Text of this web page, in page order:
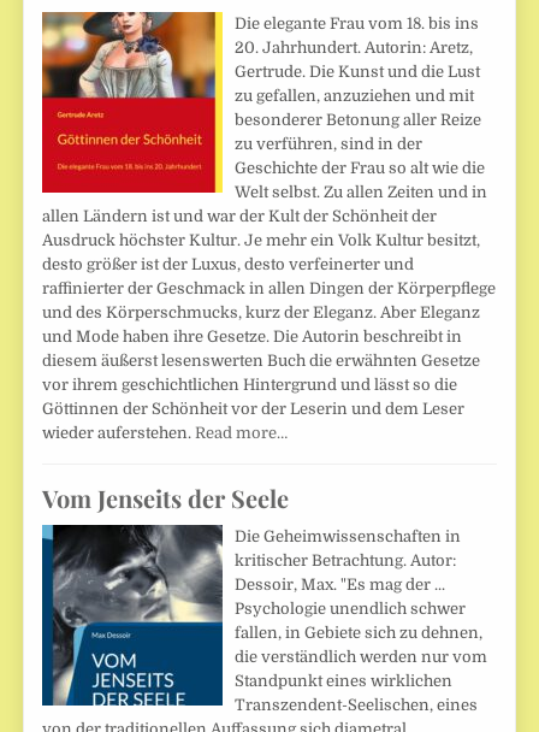
Die elegante Frau vom 18. bis ins
20. Jahrhundert. Autorin: Aretz,
Gertrude. Die Kunst und die Lust
zu gefallen, anzuziehen und mit
besonderer Betonung aller Reize
zu verführen, sind in der
Geschichte der Frau so alt wie die
Welt selbst. Zu allen Zeiten und in
allen Ländern ist und war der Kult der Schönheit der
Ausdruck höchster Kultur. Je mehr ein Volk Kultur besitzt,
desto größer ist der Luxus, desto verfeinerter und
raffinierter der Geschmack in allen Dingen der Körperpflege
und des Körperschmucks, kurz der Eleganz. Aber Eleganz
und Mode haben ihre Gesetze. Die Autorin beschreibt in
diesem äußerst lesenswerten Buch die erwähnten Gesetze
vor ihrem geschichtlichen Hintergrund und lässt so die
Göttinnen der Schönheit vor der Leserin und dem Leser
wieder auferstehen.Read more…
Vom Jenseits der Seele
Die Geheimwissenschaften in
kritischer Betrachtung. Autor:
Dessoir, Max. "Es mag der ...
Psychologie unendlich schwer
fallen, in Gebiete sich zu dehnen,
die verständlich werden nur vom
Standpunkt eines wirklichen
Transzendent-Seelischen, eines